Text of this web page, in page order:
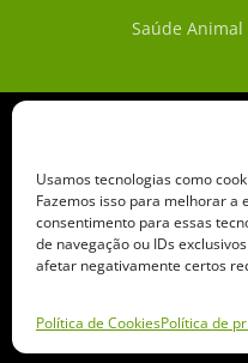
Usamos tecnologias como
Fazemos isso para melhorar a
consentimento para essas
de navegação ou IDs
afetar negativamente certos
Política de CookiesPolítica de
Saúde Animal